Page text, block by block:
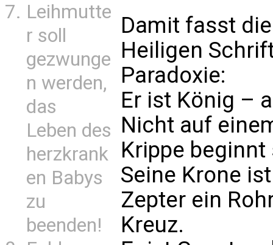
Leihmutte
r soll
gezwunge
n werden,
das
Leben des
herzkrank
en Babys
zu
beenden!
Damit fasst
Heiligen
Paradoxie:
Er ist König –
Nicht auf
Krippe
Seine Krone
Zepter ein
Kreuz.